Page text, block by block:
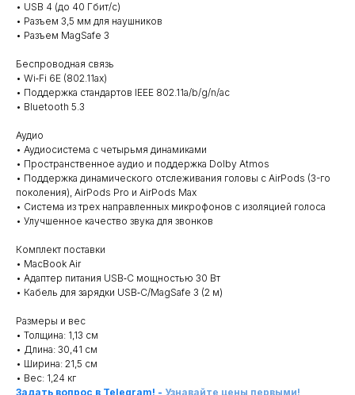
• USB 4 (до 40 Гбит/с)
• Разъем 3,5 мм для наушников
• Разъем MagSafe 3
Беспроводная связь
• Wi‑Fi 6E (802.11ax)
• Поддержка стандартов IEEE 802.11a/b/g/n/ac
• Bluetooth 5.3
Аудио
• Аудиосистема с четырьмя динамиками
• Пространственное аудио и поддержка Dolby Atmos
• Поддержка динамического отслеживания головы с AirPods (3-го
поколения), AirPods Pro и AirPods Max
• Система из трех направленных микрофонов с изоляцией голоса
• Улучшенное качество звука для звонков
Комплект поставки
• MacBook Air
• Адаптер питания USB‑C мощностью 30 Вт
• Кабель для зарядки USB‑C/MagSafe 3 (2 м)
Размеры и вес
• Толщина: 1,13 см
• Длина: 30,41 см
• Ширина: 21,5 см
• Вес: 1,24 кг
Задать вопрос в Telegram! - Узнавайте цены первыми!